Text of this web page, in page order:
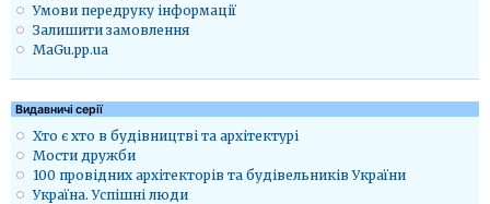
Умови передруку інформації
Залишити замовлення
MaGu.pp.ua
Видавничі серії
Хто є хто в будівництві та архітектурі
Мости дружби
100 провідних архітекторів та будівельників України
Україна. Успішні люди